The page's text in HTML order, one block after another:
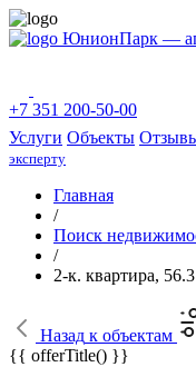
ЮнионПарк —
+7 351 200-50-00
Услуги Объекты
эксперту
Главная
/
Поиск
/
2-к. квартира,
Назад к объектам
{{ offerTitle() }}